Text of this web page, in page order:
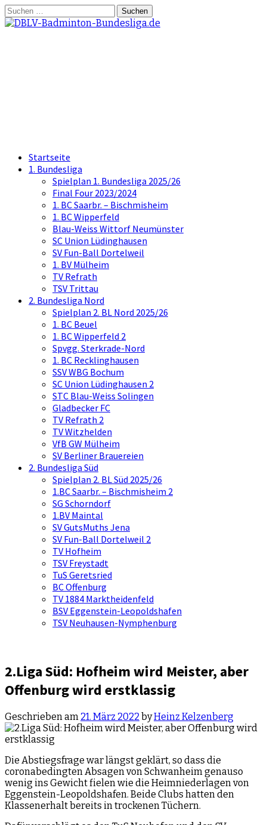
Springe
zum
Suchen
nach:
Startseite
1. Bundesliga
Spielplan 1. Bundesliga 2025/26
Final Four 2023/2024
1. BC Saarbr. – Bischmisheim
1. BC Wipperfeld
Blau-Weiss Wittorf Neumünster
SC Union Lüdinghausen
SV Fun-Ball Dortelweil
1. BV Mülheim
TV Refrath
TSV Trittau
2. Bundesliga Nord
Spielplan 2. BL Nord 2025/26
1. BC Beuel
1. BC Wipperfeld 2
Spvgg. Sterkrade-Nord
1. BC Recklinghausen
SSV WBG Bochum
SC Union Lüdinghausen 2
STC Blau-Weiss Solingen
Gladbecker FC
TV Refrath 2
TV Witzhelden
VfB GW Mülheim
SV Berliner Brauereien
2. Bundesliga Süd
Spielplan 2. BL Süd 2025/26
1.BC Saarbr. – Bischmisheim 2
SG Schorndorf
1.BV Maintal
SV GutsMuths Jena
SV Fun-Ball Dortelweil 2
TV Hofheim
TSV Freystadt
TuS Geretsried
BC Offenburg
TV 1884 Marktheidenfeld
BSV Eggenstein-Leopoldshafen
TSV Neuhausen-Nymphenburg
2.Liga Süd: Hofheim wird Meister, aber
Offenburg wird erstklassig
Geschrieben am 21. März 2022 byHeinz Kelzenberg
Die Abstiegsfrage war längst geklärt, so dass die
coronabedingten Absagen von Schwanheim genauso
wenig ins Gewicht fielen wie die Heimniederlagen von
Eggenstein-Leopoldshafen. Beide Clubs hatten den
Klassenerhalt bereits in trockenen Tüchern.